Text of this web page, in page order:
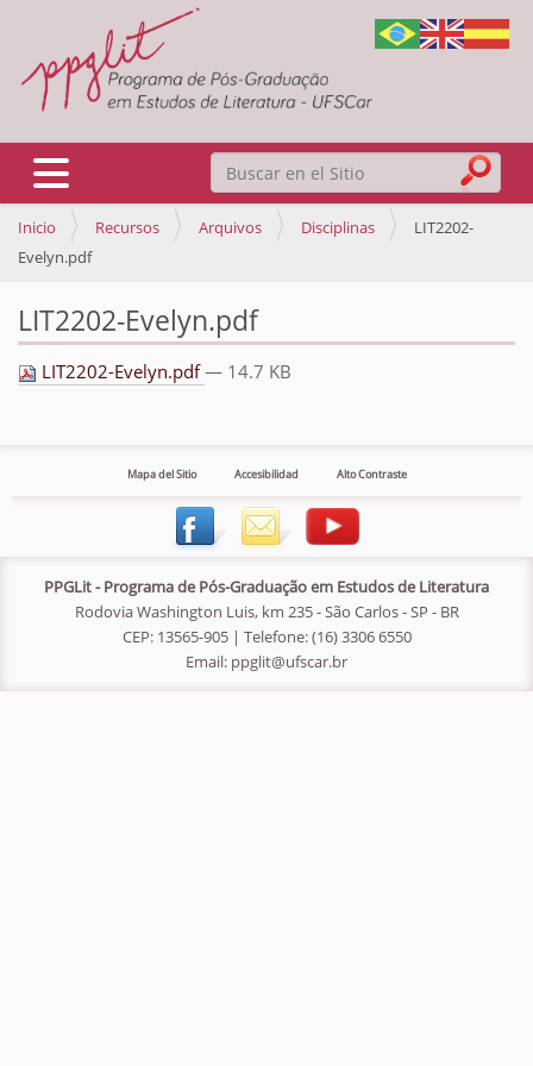
Buscar
Búsqueda Avanzada…
Mostrar/Ocultar navegación
Inicio Recursos Arquivos Disciplinas
LIT2202-
Evelyn.pdf
LIT2202-Evelyn.pdf
LIT2202-Evelyn.pdf— 14.7 KB
Mapa del Sitio Accesibilidad Alto Contraste
PPGLit - Programa de Pós-Graduação em Estudos de Literatura
Rodovia Washington Luis, km 235 - São Carlos - SP - BR
CEP: 13565-905 | Telefone: (16) 3306 6550
Email: ppglit@ufscar.br